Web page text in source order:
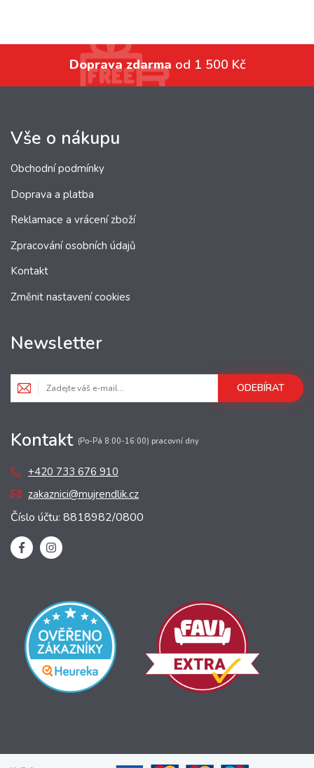
Doprava zdarma od 1 500 Kč
Vše o nákupu
Obchodní podmínky
Doprava a platba
Reklamace a vrácení zboží
Zpracování osobních údajů
Kontakt
Změnit nastavení cookies
Newsletter
ODEBÍRAT
Kontakt (Po-Pá 8:00-16:00) pracovní dny
+420 733 676 910
zakaznici@mujrendlik.cz
Číslo účtu: 8818982/0800